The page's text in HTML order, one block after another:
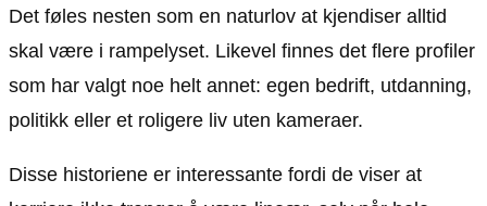
Det føles nesten som en naturlov at kjendiser alltid
skal være i rampelyset. Likevel finnes det flere profiler
som har valgt noe helt annet: egen bedrift, utdanning,
politikk eller et roligere liv uten kameraer.
Disse historiene er interessante fordi de viser at